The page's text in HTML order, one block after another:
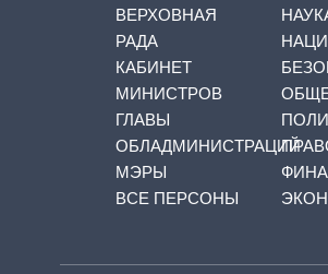
ВЕРХОВНАЯ
РАДА
КАБИНЕТ
МИНИСТРОВ
ГЛАВЫ
ОБЛАДМИНИСТРАЦИЙ
МЭРЫ
ВСЕ ПЕРСОНЫ